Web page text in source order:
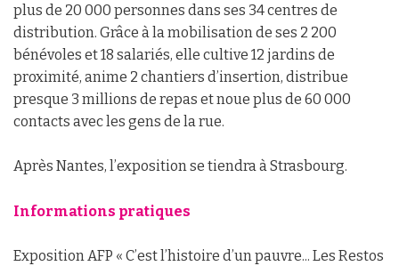
plus de 20 000 personnes dans ses 34 centres de
distribution. Grâce à la mobilisation de ses 2 200
bénévoles et 18 salariés, elle cultive 12 jardins de
proximité, anime 2 chantiers d’insertion, distribue
presque 3 millions de repas et noue plus de 60 000
contacts avec les gens de la rue.
Après Nantes, l’exposition se tiendra à Strasbourg.
Informations pratiques
Exposition AFP « C’est l’histoire d’un pauvre... Les Restos